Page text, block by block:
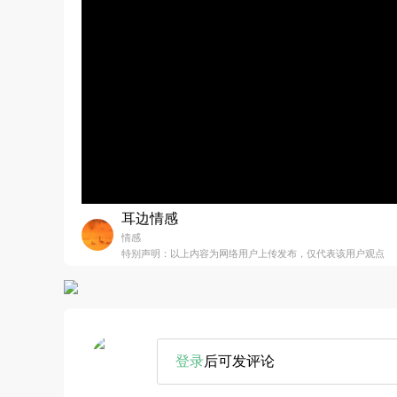
耳边情感
情感
特别声明：以上内容为网络用户上传发布，仅代表该用户观点
登录后可发评论